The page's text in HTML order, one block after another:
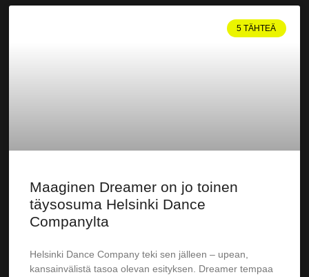
5 TÄHTEÄ
Maaginen Dreamer on jo toinen
täysosuma Helsinki Dance
Companylta
Helsinki Dance Company teki sen jälleen – upean,
kansainvälistä tasoa olevan esityksen. Dreamer tempaa